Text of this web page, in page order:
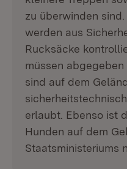
zu überwinden
werden aus
Rucksäcke
müssen
sind auf dem
erlaubt. Ebenso ist
Hunden auf dem
Staatsministeriums